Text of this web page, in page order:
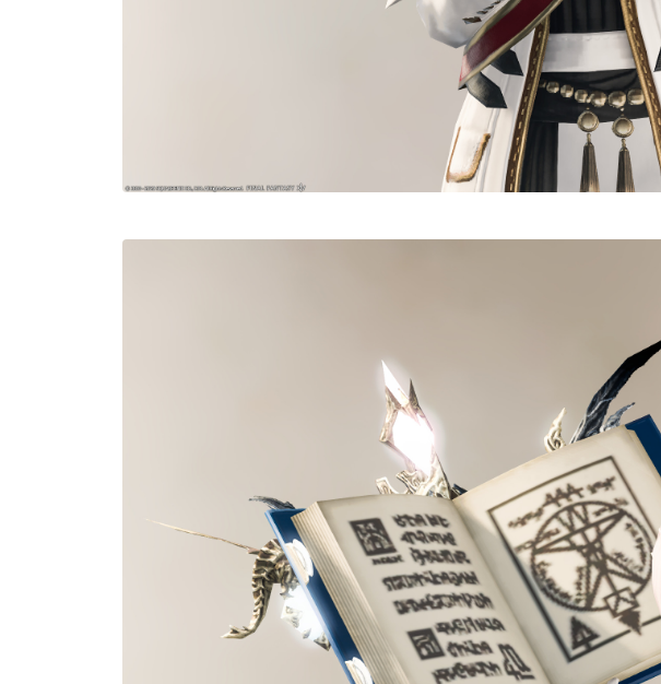
七分袖
八分袖
アジムステッ
マント
ローライズ
スカート
ミニスカート